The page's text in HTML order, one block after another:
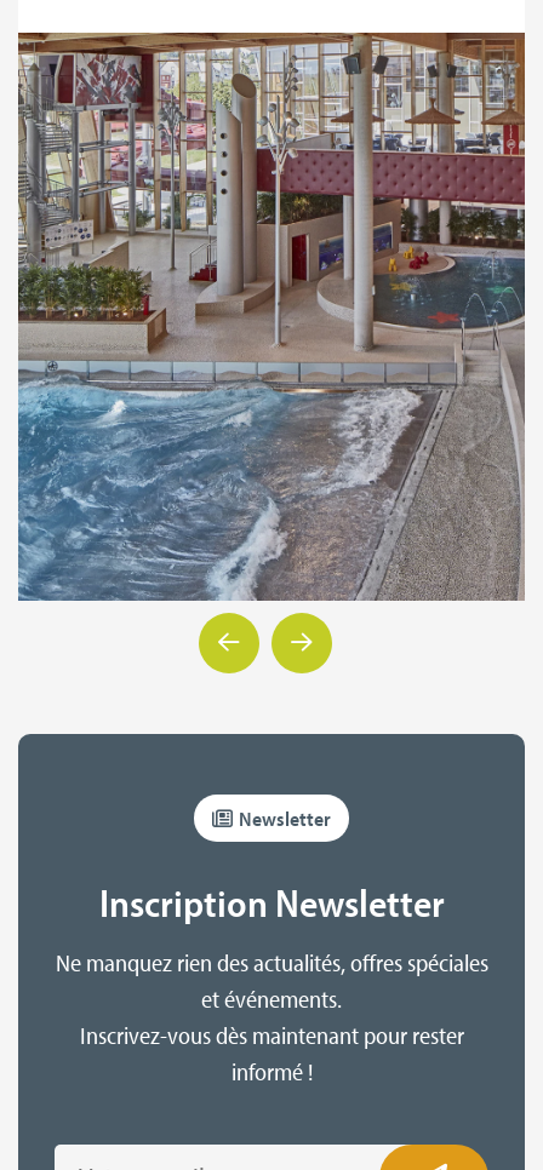
Newsletter
Inscription Newsletter
Ne manquez rien des actualités, offres spéciales
et événements.
Inscrivez-vous dès maintenant pour rester
informé !
Email